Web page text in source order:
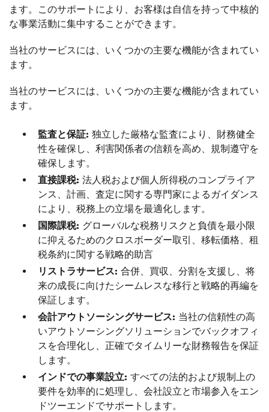
ます。このサポートにより、お客様は自信を持って中核的
な事業活動に集中することができます。
当社のサービスには、いくつかの主要な機能が含まれてい
ます。
当社のサービスには、いくつかの主要な機能が含まれてい
ます。
監査と保証: 独立した厳格な監査により、財務健全
性を確保し、利害関係者の信頼を高め、規制遵守を
確保します。
直接課税: 法人税および個人所得税のコンプライア
ンス、計画、査定に関する専門家によるガイダンス
により、税務上の立場を最適化します。
国際課税: グローバルな税務リスクと負債を最小限
に抑えるためのクロスボーダー取引、移転価格、租
税条約に関する戦略的助言
リストラサービス: 合併、買収、分割を支援し、将
来の成長に向けたシームレスな移行と戦略的再編を
保証します。
会計アウトソーシングサービス: 当社の信頼性の高
いアウトソーシングソリューションでバックオフィ
スを合理化し、正確でタイムリーな財務報告を保証
します。
インドでの事業設立: すべての法的および規制上の
要件を効率的に処理し、会社設立と市場参入をエン
ドツーエンドでサポートします。